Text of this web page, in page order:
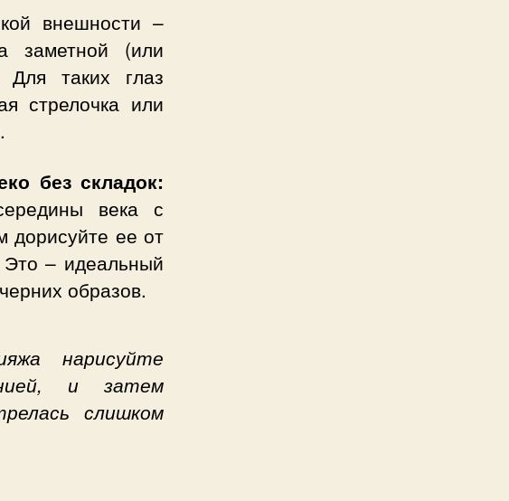
внешности –
заметной (или
Для таких глаз
стрелочка или
без складок:
века с
дорисуйте ее от
Это – идеальный
образов.
нарисуйте
и затем
слишком